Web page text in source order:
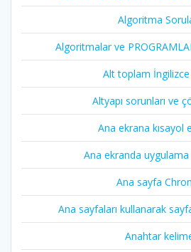
Algoritma
Algoritmalar ve
Alt toplam İngilizce
Altyapı sorunları ve
Ana ekrana kısayol
Ana ekranda uygulama
Ana sayfa
Ana sayfaları kullanarak
Anahtar